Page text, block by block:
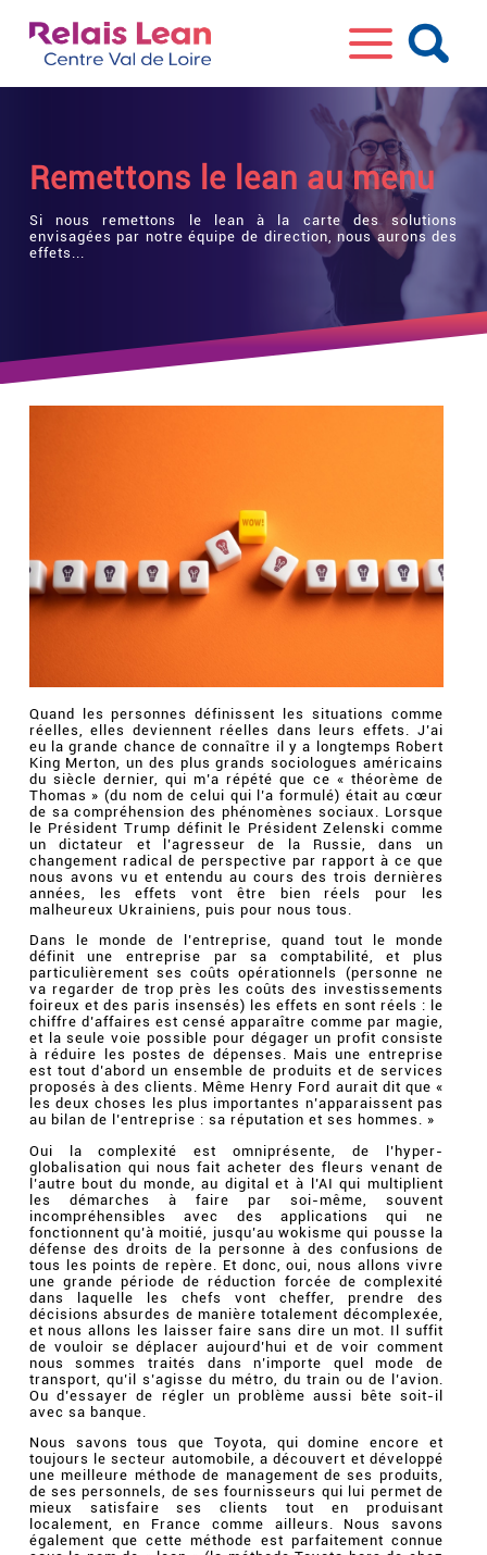
Remettons le lean au menu
Si nous remettons le lean à la carte des solutions
envisagées par notre équipe de direction, nous aurons des
effets...
Quand les personnes définissent les situations comme
réelles, elles deviennent réelles dans leurs effets. J’ai
eu la grande chance de connaître il y a longtemps Robert
King Merton, un des plus grands sociologues américains
du siècle dernier, qui m’a répété que ce « théorème de
Thomas » (du nom de celui qui l’a formulé) était au cœur
de sa compréhension des phénomènes sociaux. Lorsque
le Président Trump définit le Président Zelenski comme
un dictateur et l’agresseur de la Russie, dans un
changement radical de perspective par rapport à ce que
nous avons vu et entendu au cours des trois dernières
années, les effets vont être bien réels pour les
malheureux Ukrainiens, puis pour nous tous.
Dans le monde de l’entreprise, quand tout le monde
définit une entreprise par sa comptabilité, et plus
particulièrement ses coûts opérationnels (personne ne
va regarder de trop près les coûts des investissements
foireux et des paris insensés) les effets en sont réels : le
chiffre d’affaires est censé apparaître comme par magie,
et la seule voie possible pour dégager un profit consiste
à réduire les postes de dépenses. Mais une entreprise
est tout d’abord un ensemble de produits et de services
proposés à des clients. Même Henry Ford aurait dit que «
les deux choses les plus importantes n’apparaissent pas
au bilan de l’entreprise : sa réputation et ses hommes. »
Oui la complexité est omniprésente, de l’hyper-
globalisation qui nous fait acheter des fleurs venant de
l’autre bout du monde, au digital et à l’AI qui multiplient
les démarches à faire par soi-même, souvent
incompréhensibles avec des applications qui ne
fonctionnent qu’à moitié, jusqu’au wokisme qui pousse la
défense des droits de la personne à des confusions de
tous les points de repère. Et donc, oui, nous allons vivre
une grande période de réduction forcée de complexité
dans laquelle les chefs vont cheffer, prendre des
décisions absurdes de manière totalement décomplexée,
et nous allons les laisser faire sans dire un mot. Il suffit
de vouloir se déplacer aujourd’hui et de voir comment
nous sommes traités dans n’importe quel mode de
transport, qu’il s’agisse du métro, du train ou de l’avion.
Ou d’essayer de régler un problème aussi bête soit-il
avec sa banque.
Nous savons tous que Toyota, qui domine encore et
toujours le secteur automobile, a découvert et développé
une meilleure méthode de management de ses produits,
de ses personnels, de ses fournisseurs qui lui permet de
mieux satisfaire ses clients tout en produisant
localement, en France comme ailleurs. Nous savons
également que cette méthode est parfaitement connue